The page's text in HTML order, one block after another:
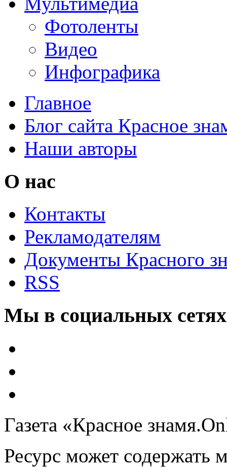
Фотоленты
Видео
Инфографика
Главное
Блог сайта Красное
Наши авторы
О нас
Контакты
Рекламодателям
Документы Красного
RSS
Мы в социальных сетях
Газета «Красное
Ресурс может содержать